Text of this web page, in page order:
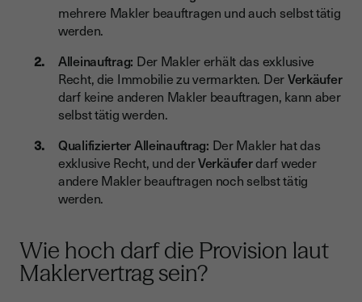
mehrere Makler beauftragen und auch selbst tätig
werden.
Alleinauftrag: Der Makler erhält das exklusive
Recht, die Immobilie zu vermarkten. DerVerkäufer
darf keine anderen Makler beauftragen, kann aber
selbst tätig werden.
Qualifizierter Alleinauftrag: Der Makler hat das
exklusive Recht, und derVerkäuferdarf weder
andere Makler beauftragen noch selbst tätig
werden.
Wie hoch darf die Provision laut
Maklervertrag sein?